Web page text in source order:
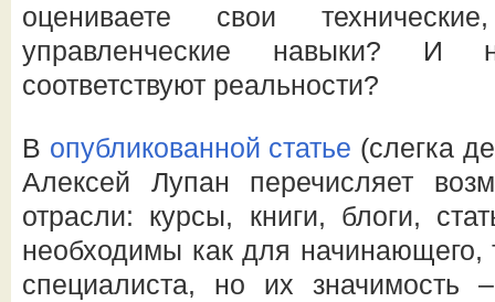
оцениваете свои
управленческие навыки? И
соответствуют реальности?
В опубликованной статье (слегка
Алексей Лупан перечисляет
отрасли: курсы, книги, блоги,
необходимы как для начинающего,
специалиста, но их значимость